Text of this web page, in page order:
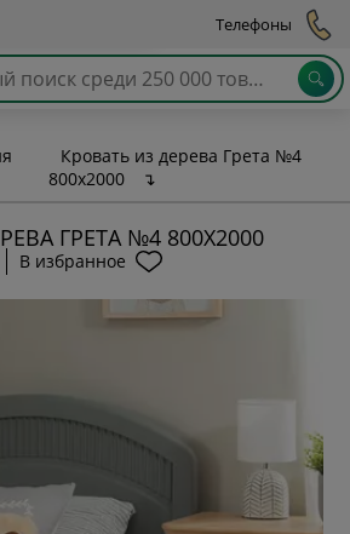
Телефоны
Кровать из дерева Грета №4
800х2000
↴
ГРЕТА №4 800Х2000
В избранное